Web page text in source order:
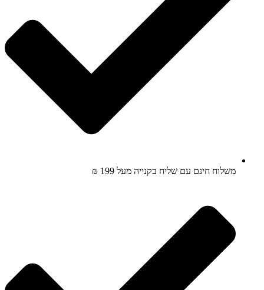
משלוח חינם עם שליח בקנייה מעל 199 ₪